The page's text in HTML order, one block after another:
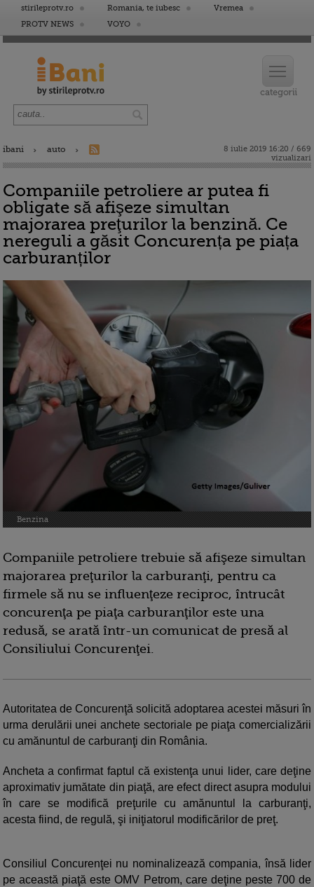
stirileprotv.ro Romania, te iubesc
Vremea
PROTV NEWS
VOYO
ibani auto
8 iulie 2019 16:20 / 669
vizualizari
Companiile petroliere ar putea fi
obligate să afişeze simultan
majorarea preţurilor la benzină. Ce
nereguli a găsit Concurența pe piața
carburanților
Benzina
Companiile petroliere trebuie să afişeze simultan
majorarea preţurilor la carburanţi, pentru ca
firmele să nu se influenţeze reciproc, întrucât
concurenţa pe piaţa carburanţilor este una
redusă, se arată într-un comunicat de presă al
Consiliului Concurenţei.
Autoritatea de Concurenţă solicită adoptarea acestei măsuri în
urma derulării unei anchete sectoriale pe piaţa comercializării
cu amănuntul de carburanţi din România.
Ancheta a confirmat faptul că existenţa unui lider, care deţine
aproximativ jumătate din piaţă, are efect direct asupra modului
în care se modifică preţurile cu amănuntul la carburanţi,
acesta fiind, de regulă, şi iniţiatorul modificărilor de preţ.
Consiliul Concurenţei nu nominalizează compania, însă lider
pe această piaţă este OMV Petrom, care deţine peste 700 de